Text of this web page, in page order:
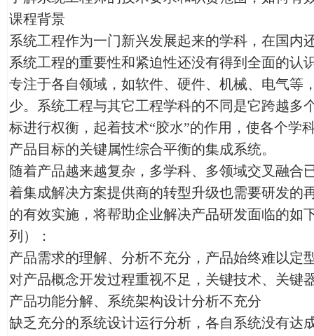
课程背景
系统工程作为一门新兴发展起来的学科，在国内
系统工程的重要性和紧迫性还没有得到全面的认
专注于各自领域，如软件、硬件、机械、电气等
少。系统工程与其它工程学科的不同是它跨越多
标进行权衡，起着技术“胶水”的作用，使各个学
产品目标的关键属性综合平衡的集成系统。
随着产品越来越复杂，多学科、多领域交叉融合
着集成解决方案提供商的转型升级也需要研发的
的有效实施，将帮助企业解决产品研发面临的如
列）：
产品需求的理解、分析不充分，产品始终难以定
对产品概念开发过程重视不足，关键技术、关键
产品功能分解、系统架构设计分析不充分
缺乏充分的系统设计运行分析，各自系统没有达